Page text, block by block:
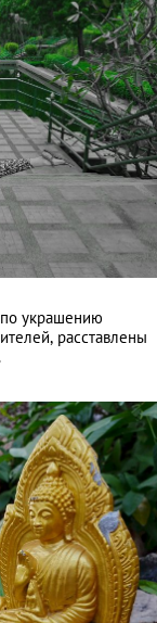
украшению
расставлены